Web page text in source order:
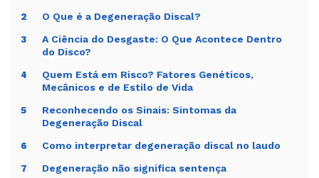
segura
passo
Disco
degenerado
Pode ser achado
comum.
Comparar com
sintomas.
Dor com
irradiação
Pode haver raiz
nervosa
irritada.
sensibilidade.
2 O Que é a Degeneração Discal?
3
A Ciência do Desgaste: O Que Acontece Dentro
do Disco?
4
Quem Está em Risco? Fatores Genéticos,
Mecânicos e de Estilo de Vida
5
Reconhecendo os Sinais: Sintomas da
Degeneração Discal
6 Como interpretar degeneração discal no laudo
7 Degeneração não significa sentença